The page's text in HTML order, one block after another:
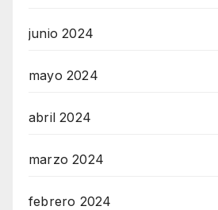
junio 2024
mayo 2024
abril 2024
marzo 2024
febrero 2024